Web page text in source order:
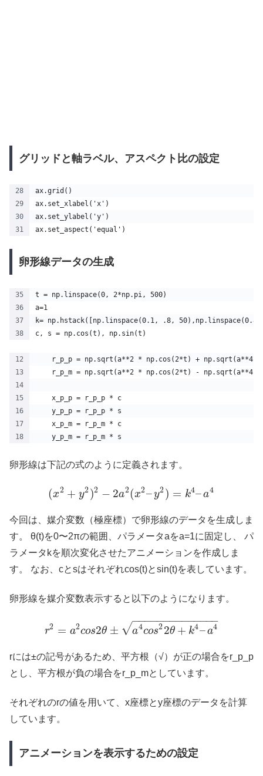
グリッドと軸ラベル、アスペクト比の設定
ax.grid()
ax.set_xlabel('x')
ax.set_ylabel('y')
ax.set_aspect('equal')
卵形線データの生成
t = np.linspace(0, 2*np.pi, 500)
a=1
k= np.hstack([np.linspace(0.1, .8,
c, s = np.cos(t), np.sin(t)
r_p_p = np.sqrt(a**2 * np.cos(2*t) + np.sqrt(a**4
r_p_m = np.sqrt(a**2 * np.cos(2*t) - np.sqrt(a**4
    x_p_p = r_p_p * c
    y_p_p = r_p_p * s
    x_p_m = r_p_m * c
    y_p_m = r_p_m * s
卵形線は下記の式のように定義されます。
(x2 + y2 )2 − 2a2(x2–y2 ) = k4–a4
今回は、媒介変数（極座標）で卵形線のデータを生成しま
す。 θ(t)を0〜2πの範囲、パラメータaをa=1に固定し、 パ
ラメータkを順次変化させたアニメーションを作成しま
す。 なお、cとsはそれぞれcos(t)とsin(t)を表しています。
卵形線を媒介変数表示すると以下のようになります。
r2 = a2cos2θ ± a4cos2 2θ + k4–a4
− −
−−−−−−−−−−−−
√
rには±の記号があるため、平方根（√）が正の場合をr_p_p
とし、平方根が負の場合をr_p_mとしています。
それぞれのrの値を用いて、x座標とy座標のデータを計算
しています。
アニメーションを表示するための設定